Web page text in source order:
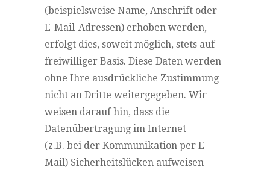
(beispielsweise Name, Anschrift oder
E-Mail-Adressen) erhoben werden,
erfolgt dies, soweit möglich, stets auf
freiwilliger Basis. Diese Daten werden
ohne Ihre ausdrückliche Zustimmung
nicht an Dritte weitergegeben. Wir
weisen darauf hin, dass die
Datenübertragung im Internet
(z.B. bei der Kommunikation per E-
Mail) Sicherheitslücken aufweisen